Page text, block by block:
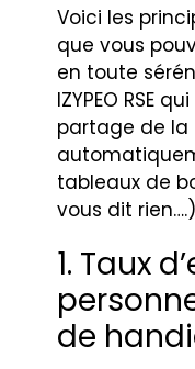
Voici les
que vous
en toute
IZYPEO RSE
partage de
tableaux de
vous dit rien….)
1. Taux
de